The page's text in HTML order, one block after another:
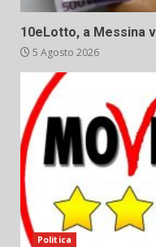
10eLotto, a Messina
5 Agosto 2026
Politica